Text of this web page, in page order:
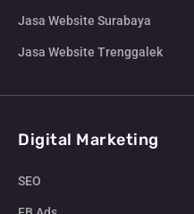
Jasa Website Surabaya
Jasa Website Trenggalek
Digital Marketing
SEO